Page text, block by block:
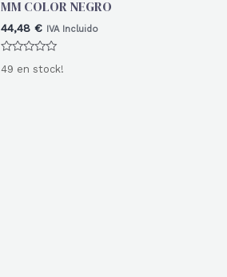
MM COLOR NEGRO
44,48€ IVA Incluido
con
49 en stock!